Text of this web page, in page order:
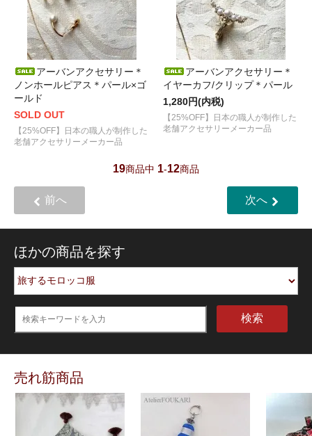
アーバンアクセサリー＊
ノンホールピアス＊パール×ゴ
ールド
SOLD OUT
【25%OFF】日本の職人が制作した
老舗アクセサリーメーカー品
アーバンアクセサリー＊
イヤーカフ/クリップ＊パール
1,280円(内税)
【25%OFF】日本の職人が制作した
老舗アクセサリーメーカー品
19商品中 1-12商品
前へ 次へ
ほかの商品を探す
検索
売れ筋商品